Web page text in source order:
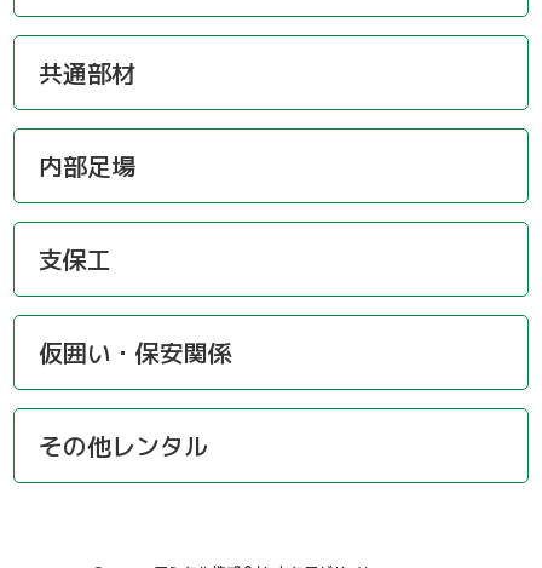
共通部材
内部足場
支保工
仮囲い・保安関係
その他レンタル